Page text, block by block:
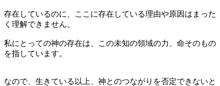
存在しているのに、ここに存在している理由や原因はまった
く理解できません。
私にとっての神の存在は、この未知の領域の力、命そのもの
を指しています。
なので、生きている以上、神とのつながりを否定できないと